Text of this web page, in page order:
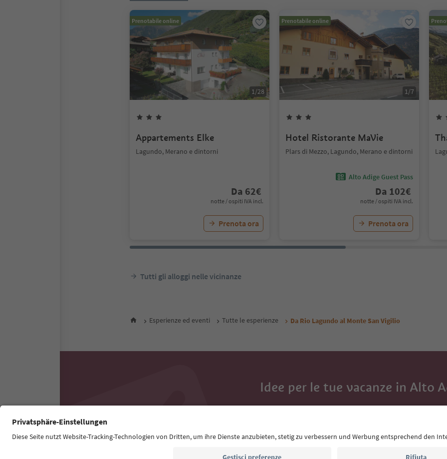
Prenotabile online
1/28
Appartements Elke
Lagundo, Merano e dintorni
Da 62€
notte / ospiti IVA incl.
Prenota ora
Prenotabile online
1/7
Hotel Ristorante MaVie
Plars di Mezzo, Lagundo, Merano e dintorni
Alto Adige Guest Pass
Da 102€
notte / ospiti IVA incl.
Prenota ora
Tutti gli alloggi nelle vicinanze
Esperienze ed eventi Tutte le esperienze Da Rio Lagundo al Monte San Vigilio
Idee per le tue vacanze in Alto
Con la newsletter dell’Alto Adige ricevi consigli per
Indirizzo e-mail*